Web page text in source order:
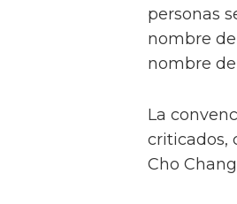
personas
nombre
nombre
La
criticados,
Cho